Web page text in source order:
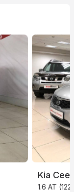
Kia
1.6 AT